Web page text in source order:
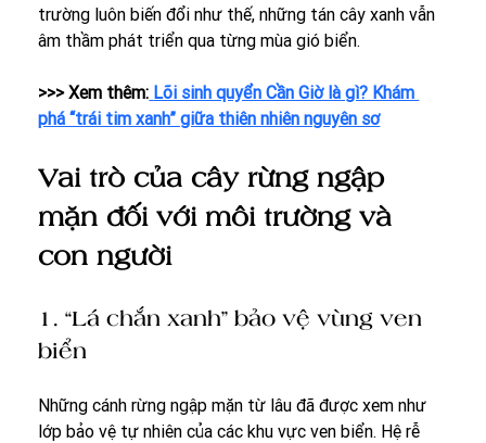
trường luôn biến đổi như thế, những tán cây xanh vẫn
âm thầm phát triển qua từng mùa gió biển.
>>> Xem thêm: Lõi sinh quyển Cần Giờ là gì? Khám
phá “trái tim xanh” giữa thiên nhiên nguyên sơ
Vai trò của cây rừng ngập
mặn đối với môi trường và
con người
1. “Lá chắn xanh” bảo vệ vùng ven
biển
Những cánh rừng ngập mặn từ lâu đã được xem như
lớp bảo vệ tự nhiên của các khu vực ven biển. Hệ rễ